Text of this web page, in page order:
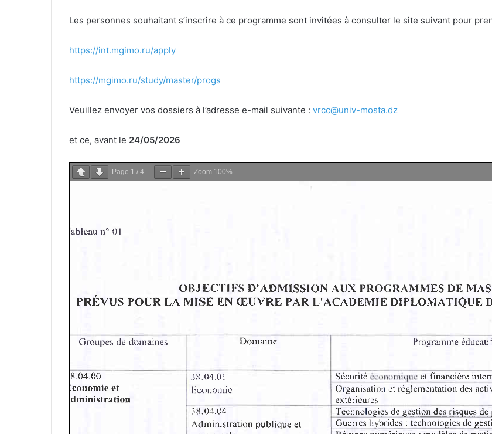
Les personnes souhaitant s’inscrire à ce programme sont invitées à consulter le site suivant pour
https://int.mgimo.ru/apply
https://mgimo.ru/study/master/progs
Veuillez envoyer vos dossiers à l’adresse e-mail suivante : vrcc@univ-mosta.dz
et ce, avant le 24/05/2026
Page 1 / 4 Zoom 100%